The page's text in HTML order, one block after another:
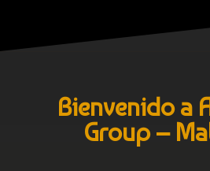
Bienvenido a
Group –